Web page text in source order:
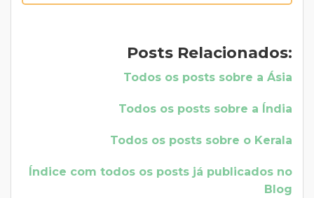
Posts Relacionados:
Todos os posts sobre a Ásia
Todos os posts sobre a Índia
Todos os posts sobre o Kerala
Índice com todos os posts já publicados no
Blog